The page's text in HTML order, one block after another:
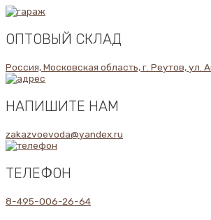
ОПТОВЫЙ СКЛАД
Россия, Московская область, г. Реутов, ул.
НАПИШИТЕ НАМ
zakazvoevoda@yandex.ru
ТЕЛЕФОН
8-495-006-26-64